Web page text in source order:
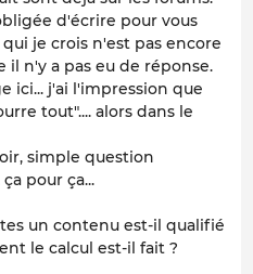
d'écrire pour vous
je crois n'est pas encore
il n'y a pas eu de réponse.
ici... j'ai l'impression que
tout".... alors dans le
simple question
pour ça...
un contenu est-il qualifié
le calcul est-il fait ?